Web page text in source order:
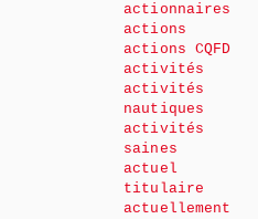
actionnaires
actions
actions CQFD
activités
activités
nautiques
activités
saines
actuel
titulaire
actuellement